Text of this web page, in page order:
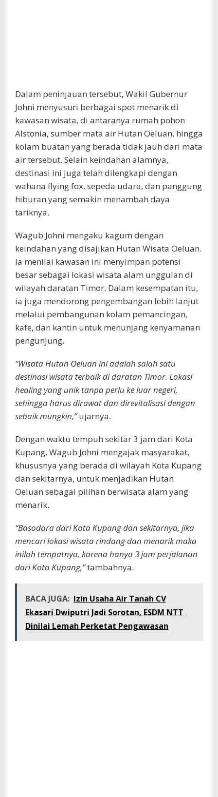
Dalam peninjauan tersebut, Wakil Gubernur
Johni menyusuri berbagai spot menarik di
kawasan wisata, di antaranya rumah pohon
Alstonia, sumber mata air Hutan Oeluan, hingga
kolam buatan yang berada tidak jauh dari mata
air tersebut. Selain keindahan alamnya,
destinasi ini juga telah dilengkapi dengan
wahana flying fox, sepeda udara, dan panggung
hiburan yang semakin menambah daya
tariknya.
Wagub Johni mengaku kagum dengan
keindahan yang disajikan Hutan Wisata Oeluan.
Ia menilai kawasan ini menyimpan potensi
besar sebagai lokasi wisata alam unggulan di
wilayah daratan Timor. Dalam kesempatan itu,
ia juga mendorong pengembangan lebih lanjut
melalui pembangunan kolam pemancingan,
kafe, dan kantin untuk menunjang kenyamanan
pengunjung.
“Wisata Hutan Oeluan ini adalah salah satu
destinasi wisata terbaik di daratan Timor. Lokasi
healing yang unik tanpa perlu ke luar negeri,
sehingga harus dirawat dan direvitalisasi dengan
sebaik mungkin,”ujarnya.
Dengan waktu tempuh sekitar 3 jam dari Kota
Kupang, Wagub Johni mengajak masyarakat,
khususnya yang berada di wilayah Kota Kupang
dan sekitarnya, untuk menjadikan Hutan
Oeluan sebagai pilihan berwisata alam yang
menarik.
“Basodara dari Kota Kupang dan sekitarnya, jika
mencari lokasi wisata rindang dan menarik maka
inilah tempatnya, karena hanya 3 jam perjalanan
dari Kota Kupang,”tambahnya.
BACA JUGA: Izin Usaha Air Tanah CV
Ekasari Dwiputri Jadi Sorotan, ESDM NTT
Dinilai Lemah Perketat Pengawasan